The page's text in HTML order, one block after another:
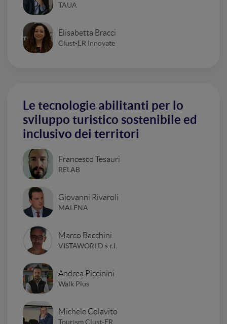
TAUA
Elisabetta Bracci
Clust-ER Innovate
Le tecnologie abilitanti per lo
sviluppo turistico sostenibile ed
inclusivo dei territori
Francesco Tesauri
RELAB
Giovanni Rivaroli
MALENA
Marco Bacchini
VISTAWORLD s.r.l.
Andrea Piccinini
Walk Plus
Michele Colavito
Tourism Clust-ER